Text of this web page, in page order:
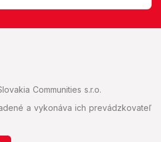
Communities s.r.o.
a vykonáva ich prevádzkovateľ